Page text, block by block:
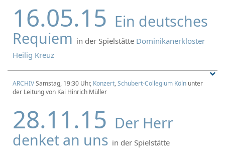
16.05.15 Ein deutsches
Requiem in der Spielstätte Dominikanerkloster
Heilig Kreuz
ARCHIVSamstag, 19:30 Uhr, Konzert,Schubert-Collegium Köln unter
der Leitung von Kai Hinrich Müller
28.11.15 Der Herr
denket an uns in der Spielstätte